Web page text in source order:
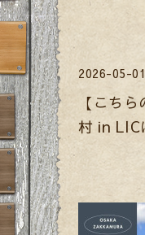
2026-05-
【こち
村 in LIC